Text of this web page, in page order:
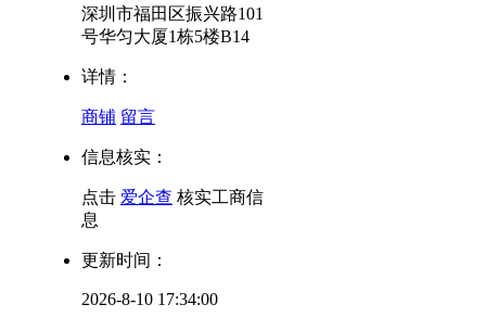
深圳市福田区振兴路101
号华匀大厦1栋5楼B14
详情：
商铺 留言
信息核实：
点击 爱企查 核实工商信
息
更新时间：
2026-8-10 17:34:00